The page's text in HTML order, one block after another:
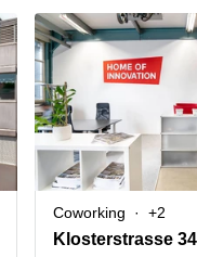
Coworking +2
Klosterstrasse 34